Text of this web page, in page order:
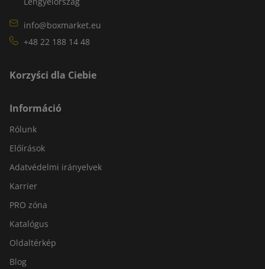
info@boxmarket.eu
+48 22 188 14 48
Korzyści dla Ciebie
Információ
Rólunk
Előírások
Adatvédelmi irányelvek
Karrier
PRO zóna
Katalógus
Oldaltérkép
Blog